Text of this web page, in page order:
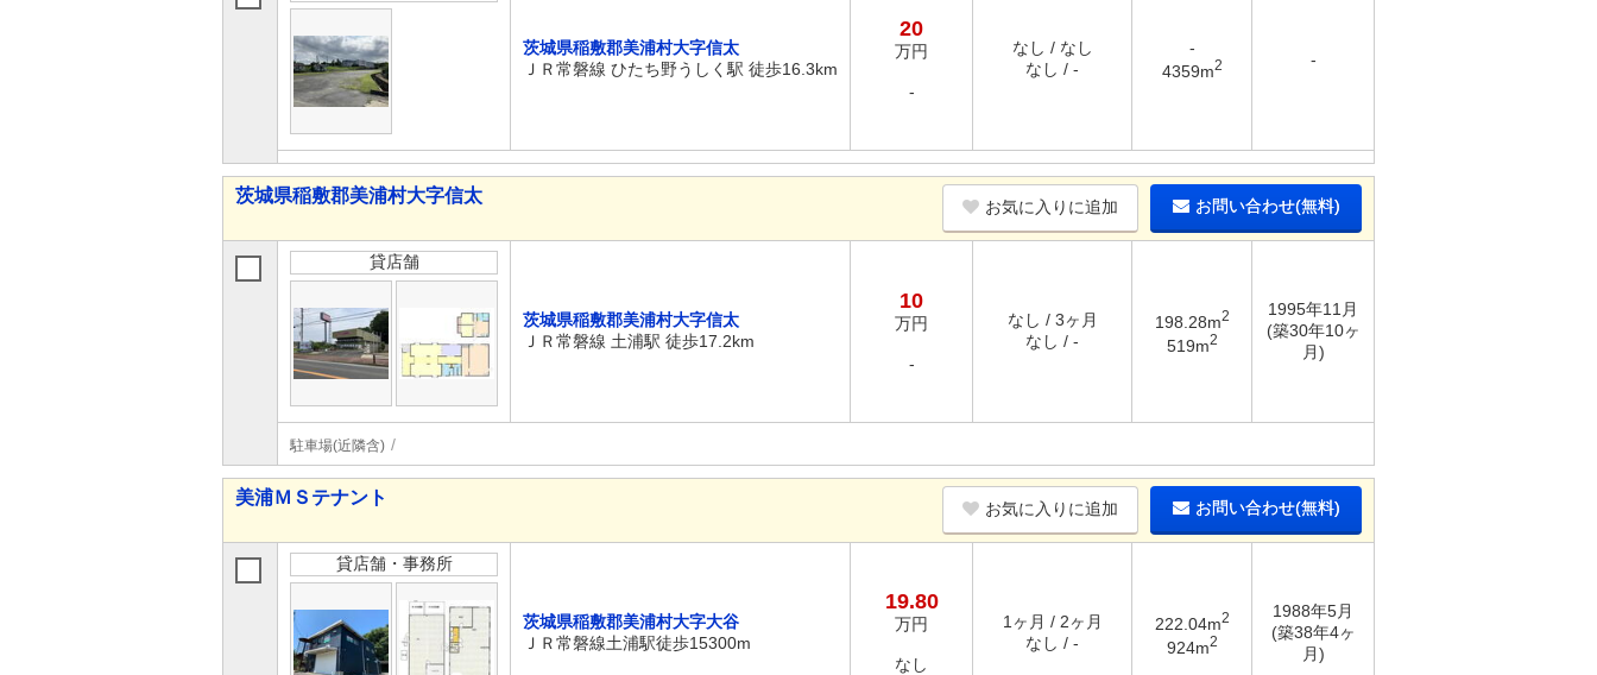
茨城県稲敷郡美浦村大字信太
ＪＲ常磐線 ひたち野うしく駅 徒歩16.3km
20
万円
-
なし / なし
なし / -
-
4359m2 -
茨城県稲敷郡美浦村大字信太
お気に入りに追加 お問い合わせ(無料)
貸店舗
茨城県稲敷郡美浦村大字信太
ＪＲ常磐線 土浦駅 徒歩17.2km
10
万円
-
なし / 3ヶ月
なし / -
198.28m2
519m2
1995年11月
(築30年10ヶ
月)
駐車場(近隣含)
美浦ＭＳテナント
お気に入りに追加 お問い合わせ(無料)
貸店舗・事務所
茨城県稲敷郡美浦村大字大谷
ＪＲ常磐線土浦駅徒歩15300m
19.80
万円
なし
1ヶ月 / 2ヶ月
なし / -
222.04m2
924m2
1988年5月
(築38年4ヶ
月)